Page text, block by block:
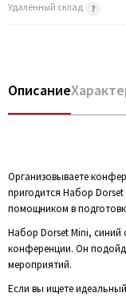
Удалённый склад
Описание
Организовываете
пригодится Набор
помощником в
Набор Dorset Mini, синий
конференции. Он
мероприятий.
Если вы ищете